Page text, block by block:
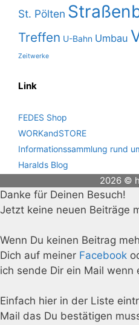
St. Pölten
Treffen U-Bahn Umbau
Zeitwerke
Link
FEDES Shop
WORKandSTORE
Informationssammlung rund
Haralds Blog
2026 ©
Danke für Deinen Besuch!
Jetzt keine neuen Beiträge
Wenn Du keinen Beitrag
Dich auf meiner Facebook
ich sende Dir ein Mail
Einfach hier in der Liste
Mail das Du bestätigen